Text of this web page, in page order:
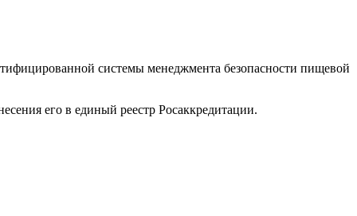
системы менеджмента безопасности пищевой
его в единый реестр Росаккредитации.